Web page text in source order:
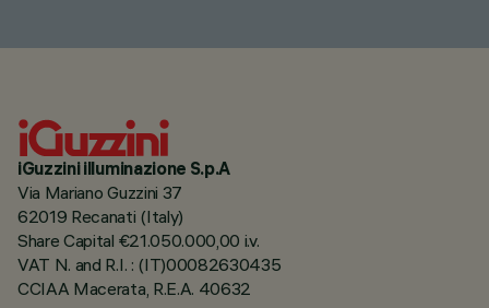
iGuzzini illuminazione S.p.A
Via Mariano Guzzini 37
62019 Recanati (Italy)
Share Capital €21.050.000,00 i.v.
VAT N. and R.I. : (IT)00082630435
CCIAA Macerata, R.E.A. 40632